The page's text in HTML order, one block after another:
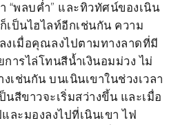
“พลบค่ำ” และทิวทัศน์ของเนิน
เป็นไฮไลท์อีกเช่นกัน ความ
งเมื่อคุณลงไปตามทางลาดที่มี
ารไล่โทนสีน้ำเงินอมม่วง ไม่
เช่นกัน บนเนินเขาในช่วงเวลา
นสีขาวจะเริ่มสว่างขึ้น และเมื่อ
ะมองลงไปที่เนินเขา ไฟ